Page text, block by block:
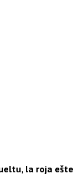
la roja ešte